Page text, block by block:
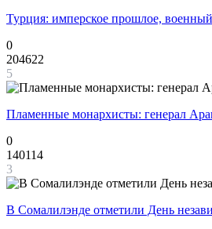
Турция: имперское прошлое,
0
204622
5
Пламенные монархисты: генерал
0
140114
3
В Сомалилэнде отметили День